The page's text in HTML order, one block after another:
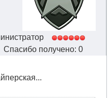
Спасибо получено: 0